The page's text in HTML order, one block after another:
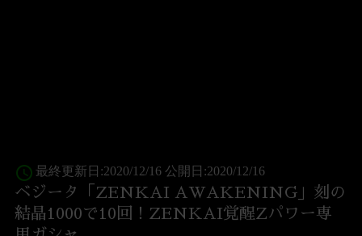
access_time 最終更新日:2020/12/16 公開日:2020/12/16
ベジータ「ZENKAI AWAKENING」刻の
結晶1000で10回！ZENKAI覚醒Zパワー専